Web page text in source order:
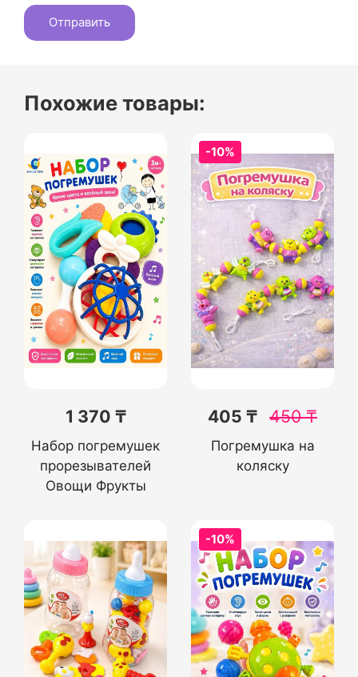
Похожие товары:
1 370 ₸
Набор погремушек
прорезывателей
Овощи Фрукты
-10%
405 ₸ 450₸
Погремушка на
коляску
-10%